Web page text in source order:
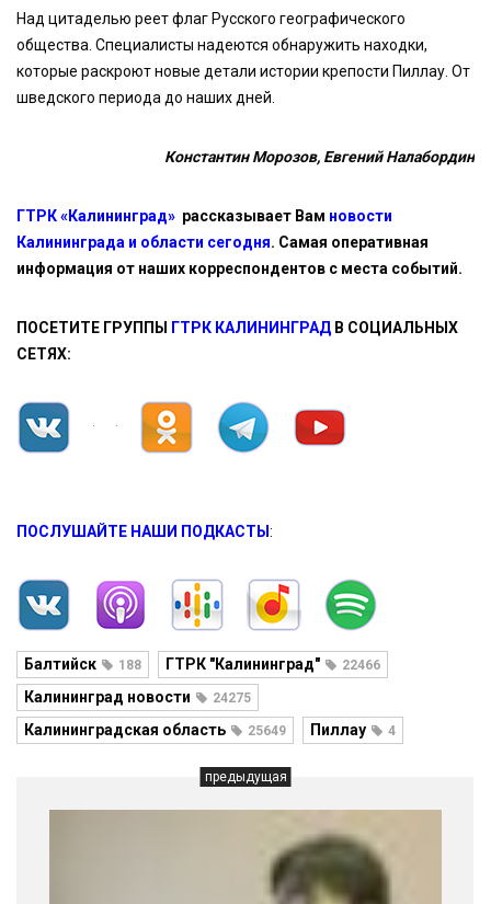
Над цитаделью реет флаг Русского географического
общества. Специалисты надеются обнаружить находки,
которые раскроют новые детали истории крепости Пиллау. От
шведского периода до наших дней.
Константин Морозов, Евгений Налабордин
ГТРК «Калининград» рассказывает Вам новости
Калининграда и области сегодня. Самая оперативная
информация от наших корреспондентов с места событий.
ПОСЕТИТЕ ГРУППЫ ГТРК КАЛИНИНГРАД В СОЦИАЛЬНЫХ
СЕТЯХ:
ПОСЛУШАЙТЕ НАШИ ПОДКАСТЫ:
Балтийск 188 ГТРК "Калининград" 22466
Калининград новости 24275
Калининградская область 25649 Пиллау 4
предыдущая